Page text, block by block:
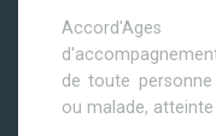
de toute
ou malade,